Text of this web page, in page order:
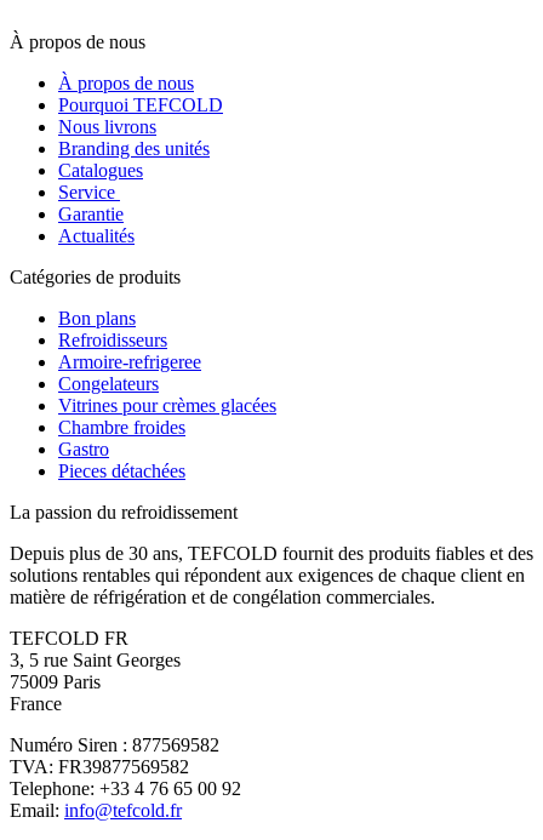
À propos de nous
À propos de nous
Pourquoi TEFCOLD
Nous livrons
Branding des unités
Catalogues
Service
Garantie
Actualités
Catégories de produits
Bon plans
Refroidisseurs
Armoire-refrigeree
Congelateurs
Vitrines pour crèmes glacées
Chambre froides
Gastro
Pieces détachées
La passion du refroidissement
Depuis plus de 30 ans, TEFCOLD fournit des produits fiables et des
solutions rentables qui répondent aux exigences de chaque client en
matière de réfrigération et de congélation commerciales.
TEFCOLD FR
3, 5 rue Saint Georges
75009 Paris
France
Numéro Siren : 877569582
TVA: FR39877569582
Telephone: +33 4 76 65 00 92
Email: info@tefcold.fr